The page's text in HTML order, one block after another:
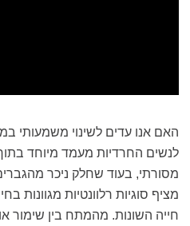
האם אנו עדים לשינוי
לנשים החרדיות מעמד מיוחד
מסורתי, בעוד שחלק ניכר
מציף סוגיות רלוונטיות מגוונות
חייה השונות. מהמתח בין שימור